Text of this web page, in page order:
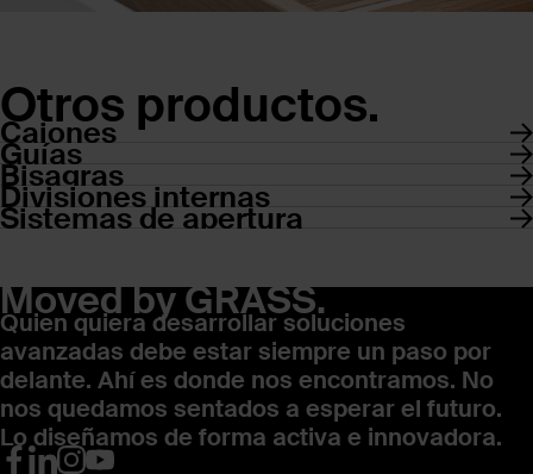
Otros productos.
Cajones
Guías
Bisagras
Divisiones internas
Sistemas de apertura
Moved by GRASS.
Quien quiera desarrollar soluciones
avanzadas debe estar siempre un paso por
delante. Ahí es donde nos encontramos. No
nos quedamos sentados a esperar el futuro.
Lo diseñamos de forma activa e innovadora.